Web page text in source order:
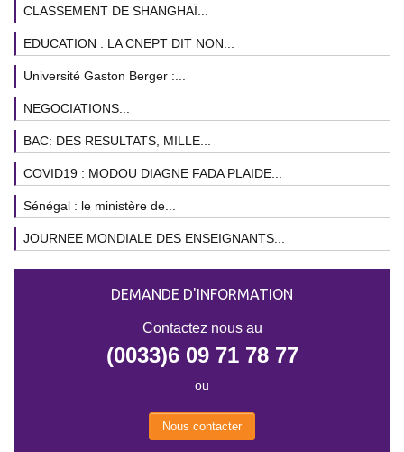
CLASSEMENT DE SHANGHAÏ...
EDUCATION : LA CNEPT DIT NON...
Université Gaston Berger :...
NEGOCIATIONS...
BAC: DES RESULTATS, MILLE...
COVID19 : MODOU DIAGNE FADA PLAIDE...
Sénégal : le ministère de...
JOURNEE MONDIALE DES ENSEIGNANTS...
DEMANDE D'INFORMATION
Contactez nous au
(0033)6 09 71 78 77
ou
Nous contacter